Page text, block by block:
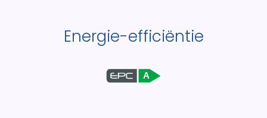
Energie-efficiëntie
A